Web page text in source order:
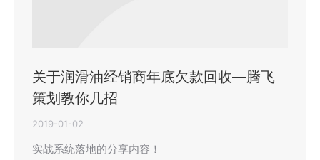
关于润滑油经销商年底欠款回收—腾飞
策划教你几招
2019-01-02
实战系统落地的分享内容！